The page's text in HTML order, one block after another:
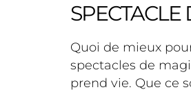
Quoi de mieux
spectacles de
prend vie. Que ce